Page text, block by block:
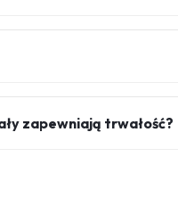
zapewniają trwałość?